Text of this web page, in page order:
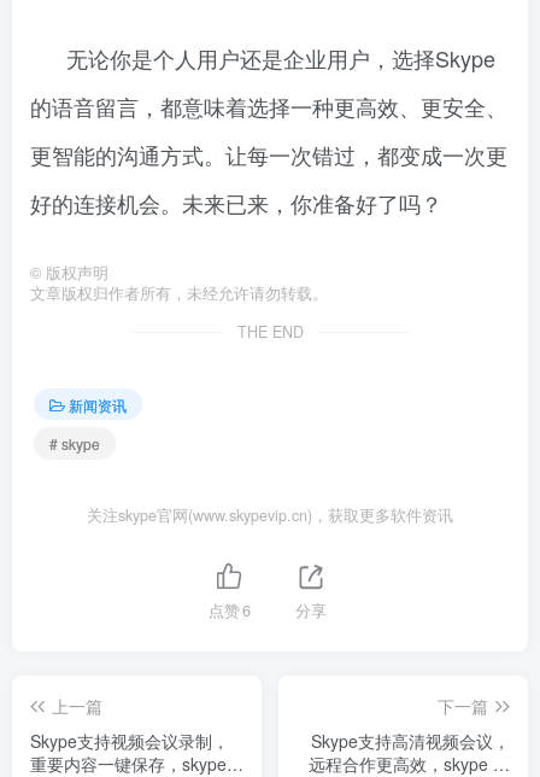
无论你是个人用户还是企业用户，选择Skype
的语音留言，都意味着选择一种更高效、更安全、
更智能的沟通方式。让每一次错过，都变成一次更
好的连接机会。未来已来，你准备好了吗？
© 版权声明
文章版权归作者所有，未经允许请勿转载。
THE END
新闻资讯
# skype
关注skype官网(www.skypevip.cn)，获取更多软件资讯
点赞6 分享
上一篇
Skype支持视频会议录制，
重要内容一键保存，skype视
下一篇
Skype支持高清视频会议，
远程合作更高效，skype 视